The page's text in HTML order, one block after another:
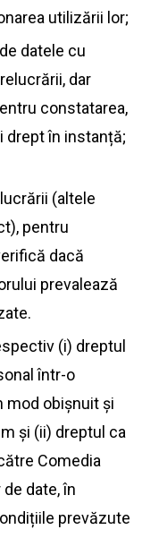
utilizării lor;
datele cu
dar
constatarea,
drept în instanță;
(altele
pentru
dacă
prevalează
(i) dreptul
într-o
mod obișnuit și
și (ii) dreptul ca
Comedia
date, în
prevăzute